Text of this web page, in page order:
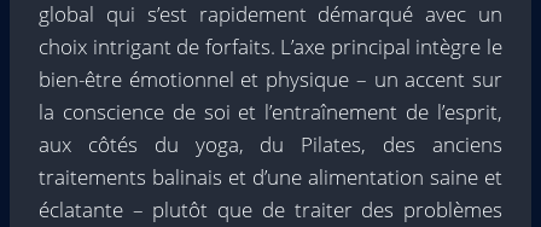
global qui s’est rapidement démarqué avec un
choix intrigant de forfaits. L’axe principal intègre le
bien-être émotionnel et physique – un accent sur
la conscience de soi et l’entraînement de l’esprit,
aux côtés du yoga, du Pilates, des anciens
traitements balinais et d’une alimentation saine et
éclatante – plutôt que de traiter des problèmes